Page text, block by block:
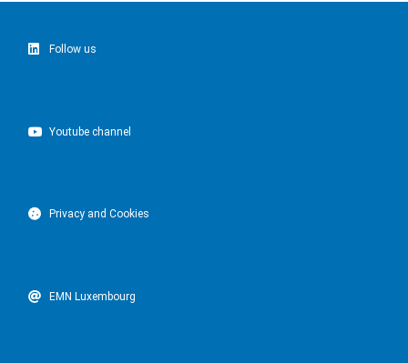
Follow us
Youtube channel
Privacy and Cookies
EMN Luxembourg